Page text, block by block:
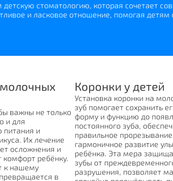
стоматологию, которая сочетает
и ласковое отношение, помогая
важны не только
и для
питания и
Их лечение
осложнения и
комфорт ребёнку.
к нашему
в
Коронки у детей
Установка коронки на
зуб помогает сохранить
форму и функцию до
постоянного зуба,
правильное
гармоничное развитие
ребёнка. Эта мера
зубы от
разрушения, позволяет